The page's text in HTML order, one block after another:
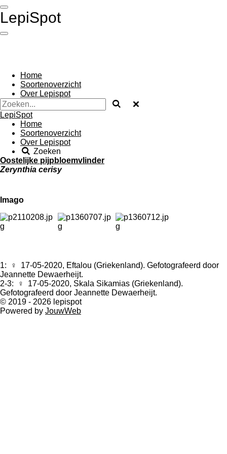
Ga
direct
naar
de
LepiSpot
Home
Soortenoverzicht
Over Lepispot
LepiSpot
Home
Soortenoverzicht
Over Lepispot
Zoeken
Oostelijke pijpbloemvlinder
Zerynthia cerisy
Imago
1:
♀ 17-05-2020, Eftalou (Griekenland). Gefotografeerd door
Jeannette Dewaerheijt.
2-3:
♀ 17-05-2020, Skala Sikamias (Griekenland).
Gefotografeerd door Jeannette Dewaerheijt.
© 2019 - 2026 lepispot
Powered by JouwWeb